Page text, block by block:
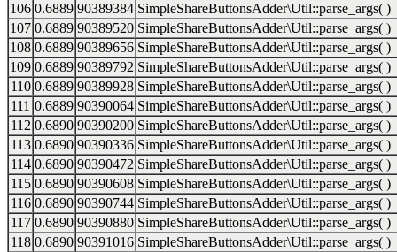
106 0.6889 90389384 SimpleShareButtonsAdder\Util::parse_args( )
107 0.6889 90389520 SimpleShareButtonsAdder\Util::parse_args( )
108 0.6889 90389656 SimpleShareButtonsAdder\Util::parse_args( )
109 0.6889 90389792 SimpleShareButtonsAdder\Util::parse_args( )
110 0.6889 90389928 SimpleShareButtonsAdder\Util::parse_args( )
111 0.6889 90390064 SimpleShareButtonsAdder\Util::parse_args( )
112 0.6890 90390200 SimpleShareButtonsAdder\Util::parse_args( )
113 0.6890 90390336 SimpleShareButtonsAdder\Util::parse_args( )
114 0.6890 90390472 SimpleShareButtonsAdder\Util::parse_args( )
115 0.6890 90390608 SimpleShareButtonsAdder\Util::parse_args( )
116 0.6890 90390744 SimpleShareButtonsAdder\Util::parse_args( )
117 0.6890 90390880 SimpleShareButtonsAdder\Util::parse_args( )
118 0.6890 90391016 SimpleShareButtonsAdder\Util::parse_args( )